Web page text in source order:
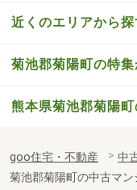
近くのエリアから探
菊池郡菊陽町の特
熊本県菊池郡菊陽
goo住宅・不動産 中
菊池郡菊陽町の中古マ